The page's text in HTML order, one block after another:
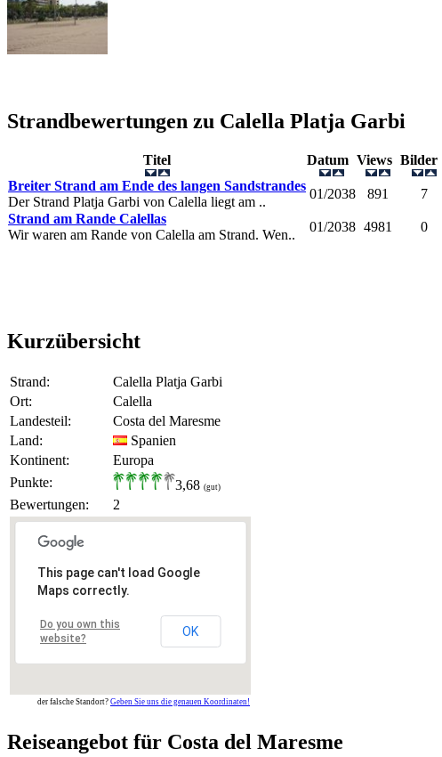
Strandbewertungen zu Calella Platja Garbi
Titel Datum Views Bilder
Breiter Strand am Ende des langen Sandstrandes
Der Strand Platja Garbi von Calella liegt am ..
01/2038 891 7
Strand am Rande Calellas
Wir waren am Rande von Calella am Strand. Wen..
01/2038 4981 0
Kurzübersicht
Strand:
Calella Platja Garbi
Ort:
Calella
Landesteil:
Costa del Maresme
Land:
Spanien
Kontinent:
Europa
Punkte:
3,68 (gut)
Bewertungen: 2
This page can't load Google
Maps correctly.
Do you own this
website?
OK
der falsche Standort? Geben Sie uns die genauen Koordinaten!
Reiseangebot für Costa del Maresme